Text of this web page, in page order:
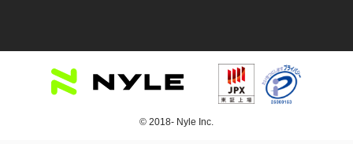
© 2018- Nyle Inc.